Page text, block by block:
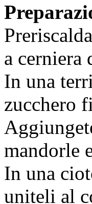
a cerniera
In una
zucchero
mandorle
In una
uniteli al